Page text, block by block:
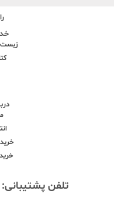
زیست
خرید
خرید
تلفن پشتیبانی: